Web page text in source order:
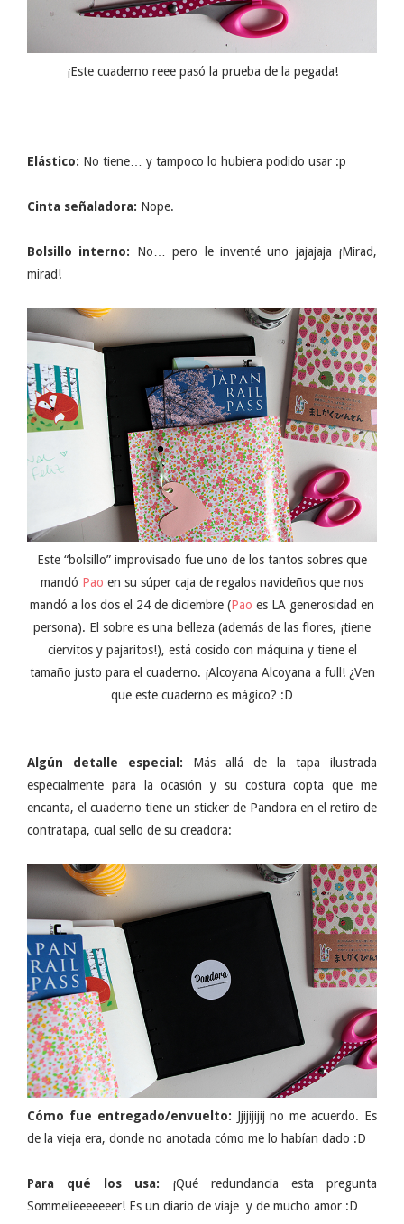
¡Este cuaderno reee pasó la prueba de la pegada!
Elástico: No tiene… y tampoco lo hubiera podido usar :p
Cinta señaladora: Nope.
Bolsillo interno: No… pero le inventé uno jajajaja ¡Mirad,
mirad!
Este “bolsillo” improvisado fue uno de los tantos sobres que
mandó Pao en su súper caja de regalos navideños que nos
mandó a los dos el 24 de diciembre (Pao es LA generosidad en
persona). El sobre es una belleza (además de las flores, ¡tiene
ciervitos y pajaritos!), está cosido con máquina y tiene el
tamaño justo para el cuaderno. ¡Alcoyana Alcoyana a full! ¿Ven
que este cuaderno es mágico? :D
Algún detalle especial: Más allá de la tapa ilustrada
especialmente para la ocasión y su costura copta que me
encanta, el cuaderno tiene un sticker de Pandora en el retiro de
contratapa, cual sello de su creadora:
Cómo fue entregado/envuelto: Jjijijijij no me acuerdo. Es
de la vieja era, donde no anotada cómo me lo habían dado :D
Para qué los usa: ¡Qué redundancia esta pregunta
Sommelieeeeeeer! Es un diario de viaje y de mucho amor :D